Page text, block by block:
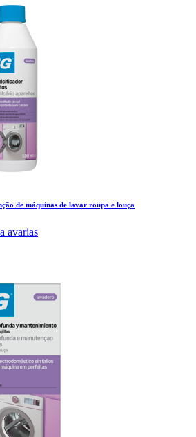
de máquinas de lavar roupa e louça
avarias